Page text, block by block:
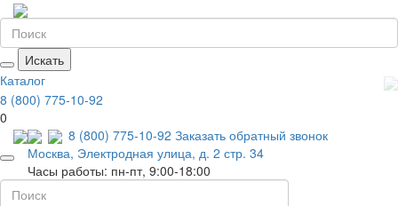
Искать
Каталог
8 (800) 775-10-92
0
8 (800) 775-10-92 Заказать обратный звонок
Москва, Электродная улица, д. 2 стр. 34
Часы работы: пн-пт, 9:00-18:00